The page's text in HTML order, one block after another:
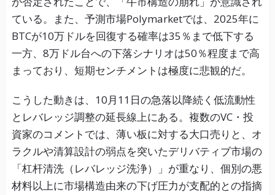
ている。また、予測市場Polymarketでは、2025年に
BTCが10万ドルを回復する確率は35％まで低下する
一方、8万ドル台への下落シナリオは50％程度まで高
まっており、短期センチメントは極度に悲観的だ。
こうした動きは、10月11日の急落以降続く低流動性
とレバレッジ調整の延長線上にある。複数のVC・投
資家のコメントでは、薄い板に対する大口売りと、オ
ラクルや清算設計の弱点を突いたデリバティブ市場の
「杠杆清洗（レバレッジ洗浄）」が重なり、個別の悪
材料以上に市場構造由来の下げ圧力が支配的との指摘